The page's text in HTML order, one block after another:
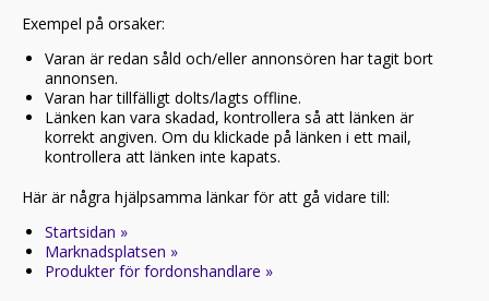
Exempel på orsaker:
Varan är redan såld och/eller annonsören har tagit bort
annonsen.
Varan har tillfälligt dolts/lagts offline.
Länken kan vara skadad, kontrollera så att länken är
korrekt angiven. Om du klickade på länken i ett mail,
kontrollera att länken inte kapats.
Här är några hjälpsamma länkar för att gå vidare till:
Startsidan »
Marknadsplatsen »
Produkter för fordonshandlare »